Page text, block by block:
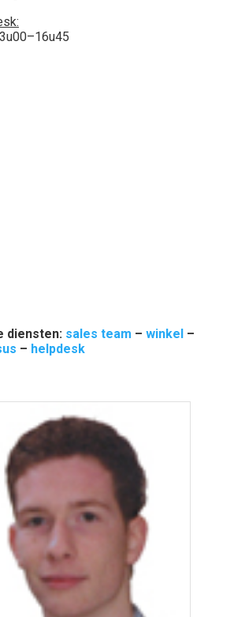
diensten: sales team – winkel –
– helpdesk